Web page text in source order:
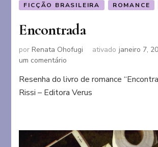
FICÇÃO BRASILEIRA
ROMANCE
Encontrada
porRenata Ohofugi ativado janeiro 7,
um comentário
Resenha do livro de romance
Rissi – Editora Verus